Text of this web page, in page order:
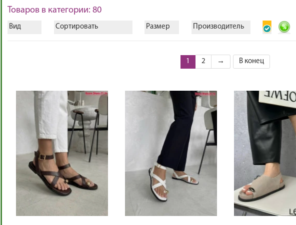
Товаров в категории: 80
Вид Сортировать Размер Производитель
1 2 → В конец